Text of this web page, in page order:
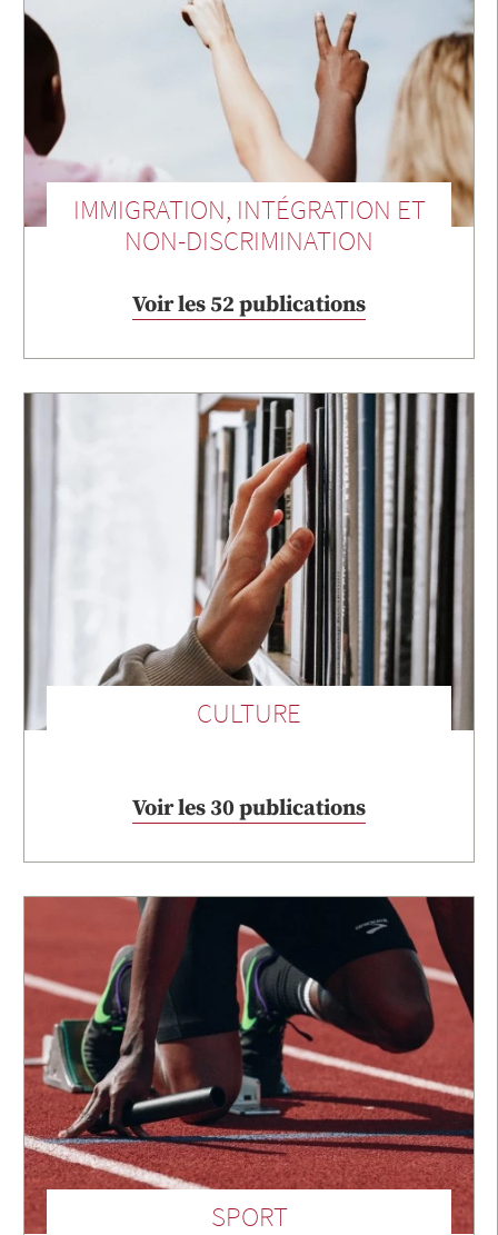
IMMIGRATION, INTÉGRATION ET
NON-DISCRIMINATION
Voir les 52 publications
CULTURE
Voir les 30 publications
SPORT